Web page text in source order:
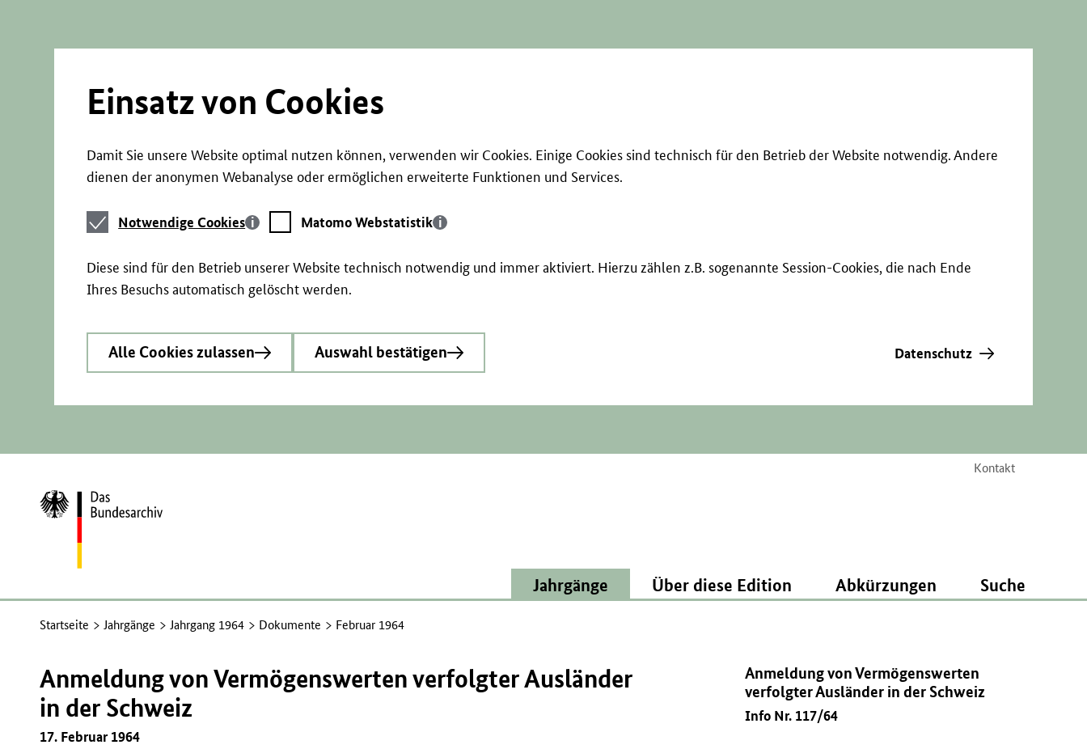
Einsatz von Cookies
Damit Sie unsere Website optimal nutzen können, verwenden wir Cookies. Einige Cookies sind technisch für den Betrieb der Website notwendig. Andere
dienen der anonymen Webanalyse oder ermöglichen erweiterte Funktionen und Services.
Notwendige
Cookies
Notwendige Cookies
Matomo
Webstatistik
Matomo Webstatistik
Diese sind für den Betrieb unserer Website technisch notwendig und immer aktiviert. Hierzu zählen z.B. sogenannte Session-Cookies, die nach Ende
Ihres Besuchs automatisch gelöscht werden.
Alle Cookies zulassen Auswahl bestätigen Datenschutz
Kontakt
Zur
Startseite
Jahrgänge Über diese Edition Abkürzungen Suche
Startseite Jahrgänge Jahrgang 1964 Dokumente Februar 1964
Anmeldung von Vermögenswerten
verfolgter Ausländer in der Schweiz
Info Nr. 117/64
Anmeldung von Vermögenswerten verfolgter Ausländer
in der Schweiz
17. Februar 1964